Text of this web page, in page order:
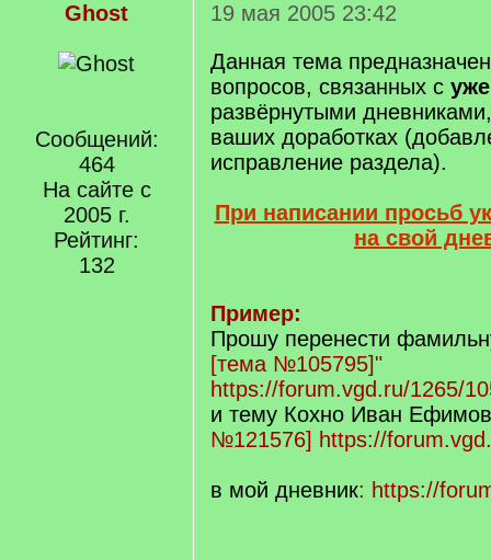
Ghost
Сообщений:
464
На сайте с
2005 г.
Рейтинг:
132
19 мая 2005 23:42
Данная тема
вопросов, связанных с
развёрнутыми
ваших доработках
исправление раздела).
При написании просьб
на свой
Пример:
Прошу перенести
[тема №105795]"
https://forum.vgd.ru/1265/
и тему Кохно Иван
№121576] https://
в мой дневник: https://